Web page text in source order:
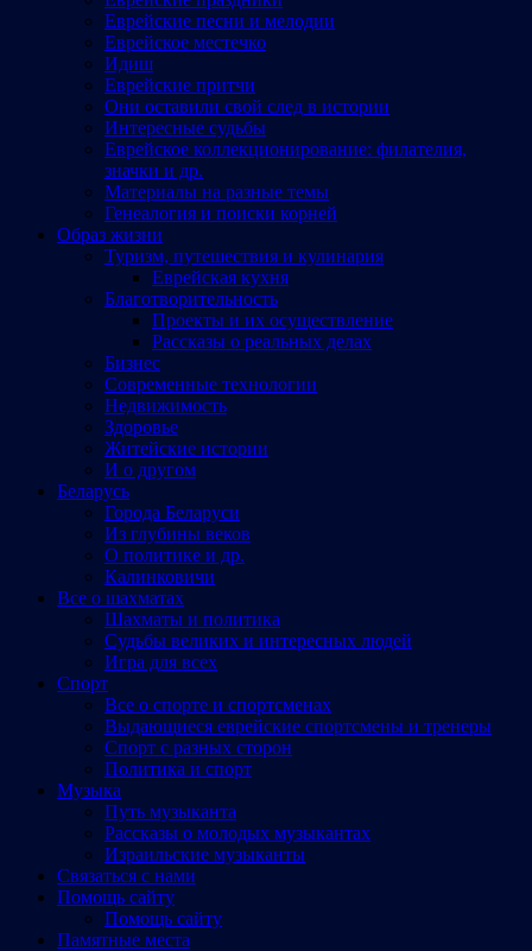
Еврейские песни и мелодии
Еврейское местечко
Идиш
Еврейские притчи
Они оставили свой след в истории
Интересные судьбы
Еврейское коллекционирование: филателия,
значки и др.
Материалы на разные темы
Генеалогия и поиски корней
Образ жизни
Туризм, путешествия и кулинария
Еврейская кухня
Благотворительность
Проекты и их осуществление
Рассказы о реальных делах
Бизнес
Современные технологии
Недвижимость
Здоровье
Житейские истории
И о другом
Беларусь
Города Беларуси
Из глубины веков
О политике и др.
Калинковичи
Все о шахматах
Шахматы и политика
Судьбы великих и интересных людей
Игра для всех
Спорт
Все о спорте и спортсменах
Выдающиеся еврейские спортсмены и тренеры
Спорт с разных сторон
Политика и спорт
Музыка
Путь музыканта
Рассказы о молодых музыкантах
Израильские музыканты
Cвязаться с нами
Помощь сайту
Помощь сайту
Памятные места